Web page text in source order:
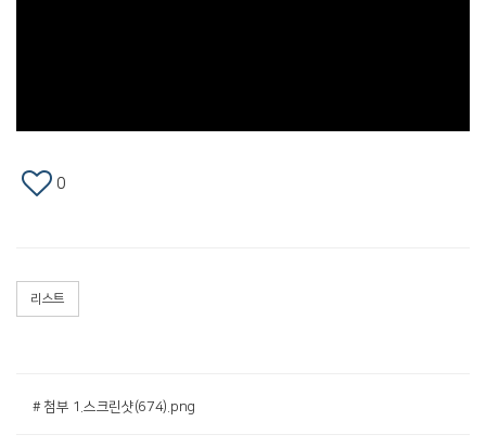
0
리스트
# 첨부 1.스크린샷(674).png